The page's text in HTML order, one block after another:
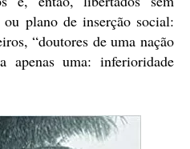
plano de inserção social:
“doutores de uma nação
apenas uma: inferioridade